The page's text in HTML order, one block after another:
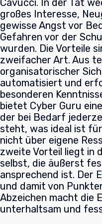
Cavucci. In der Tat
großes Interesse,
gewisse Angst vor
Gefahren vor der
wurden. Die Vorteile
zweifacher Art. Aus
organisatorischer
automatisiert und
besonderen
bietet Cyber Guru
der bei Bedarf
steht, was ideal ist
nicht über eigene
zweite Vorteil liegt in
selbst, die äußerst
ansprechend ist. Der
und damit von
Abzeichen macht die
unterhaltsam und